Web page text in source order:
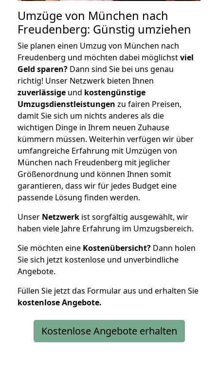
Umzüge von München nach
Freudenberg: Günstig umziehen
Sie planen einen Umzug von München nach
Freudenberg und möchten dabei möglichstviel
Geld sparen? Dann sind Sie bei uns genau
richtig! Unser Netzwerk bieten Ihnen
zuverlässige und kostengünstige
Umzugsdienstleistungen zu fairen Preisen,
damit Sie sich um nichts anderes als die
wichtigen Dinge in Ihrem neuen Zuhause
kümmern müssen. Weiterhin verfügen wir über
umfangreiche Erfahrung mit Umzügen von
München nach Freudenberg mit jeglicher
Größenordnung und können Ihnen somit
garantieren, dass wir für jedes Budget eine
passende Lösung finden werden.
Unser Netzwerk ist sorgfältig ausgewählt, wir
haben viele Jahre Erfahrung im Umzugsbereich.
Sie möchten eine Kostenübersicht? Dann holen
Sie sich jetzt kostenlose und unverbindliche
Angebote.
Füllen Sie jetzt das Formular aus und erhalten Sie
kostenloseAngebote.
Kostenlose Angebote erhalten